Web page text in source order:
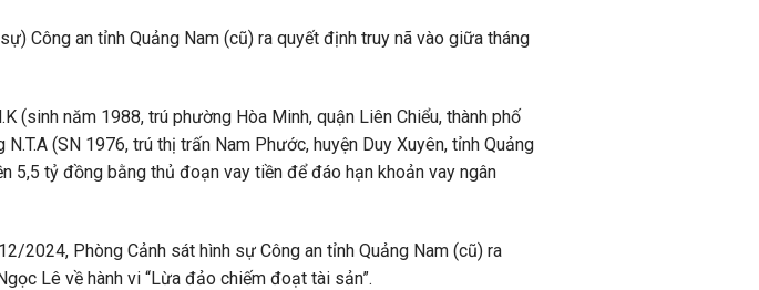
Công an tỉnh Quảng Nam (cũ) ra quyết định truy nã vào giữa tháng
(sinh năm 1988, trú phường Hòa Minh, quận Liên Chiểu, thành phố
(SN 1976, trú thị trấn Nam Phước, huyện Duy Xuyên, tỉnh Quảng
5,5 tỷ đồng bằng thủ đoạn vay tiền để đáo hạn khoản vay ngân
2024, Phòng Cảnh sát hình sự Công an tỉnh Quảng Nam (cũ) ra
Lê về hành vi “Lừa đảo chiếm đoạt tài sản”.